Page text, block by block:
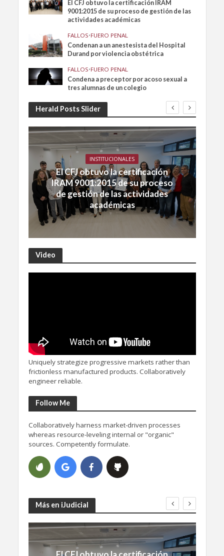
El CFJ obtuvo la certificación IRAM
9001:2015 de su proceso de gestión de las
actividades académicas
FALLOS•FUERO PENAL
Condenan a un anestesista del Hospital
Durand por violencia obstétrica
FALLOS•FUERO PENAL
Condena a preceptor por acoso sexual a
tres alumnas de un colegio
Herald Posts Slider
INSTITUCIONALES
El CFJ obtuvo la certificación
IRAM 9001:2015 de su proceso
de gestión de las actividades
académicas
Video
Uniquely strategize progressive markets rather than
frictionless manufactured products. Collaboratively
engineer reliable.
Follow Me
Collaboratively harness market-driven processes
whereas resource-leveling internal or "organic"
sources. Competently formulate.
Más en iJudicial